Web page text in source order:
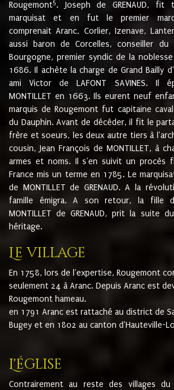
Rougemont5. Joseph de GRENAUD, fit
marquisat et en fut le premier
comprenait Aranc, Corlier, Izenave,
aussi baron de Corcelles, conseiller
Bourgogne, premier syndic de la
1686. Il achète la charge de Grand Bailly
ami Victor de LAFONT SAVINES. Il
MONTILLET en 1663. Ils eurent neuf
marquis de Rougemont fut capitaine
du Dauphin. Avant de décéder, il fit le
frère et soeurs, les deux autre tiers à
cousin, Jean François de MONTILLET, à
armes et noms. Il s'en suivit un procès
France mis un terme en 1785. Le
de MONTILLET de GRENAUD. A la
famille émigra. A son retour, la fille
MONTILLET de GRENAUD, prit la suite
héritage.
Le village
En 1758, lors de l'expertise, Rougemont
seulement 24 à Aranc. Depuis Aranc est
Rougemont hameau.
en 1791 Aranc est rattaché au district de
Bugey et en 1802 au canton d'Hauteville-
L'église
Contrairement au reste des villages du